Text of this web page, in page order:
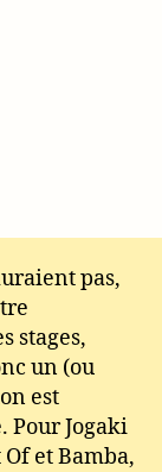
pas,
stages,
un (ou
est
Pour Jogaki
et Bamba,